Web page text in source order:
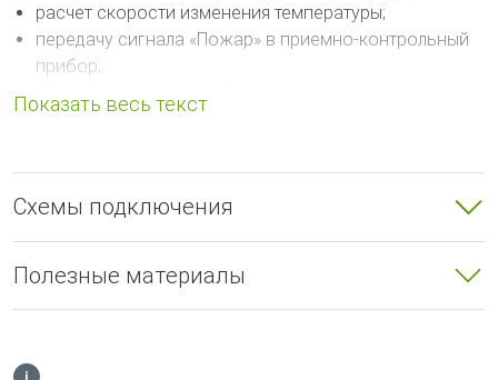
расчет скорости изменения температуры;
передачу сигнала «Пожар» в приемно-контрольный
прибор;
осуществляется по АЛС. В системе каждый извещатель
занимает один адрес.
Извещатель ИП101-1В-R3 конструктивно выполнен в
едином корпусе. Чувствительный элемент извещателя
линейной характеристикой, длина датчика 165 мм.
Схемы подключения
Полезные материалы